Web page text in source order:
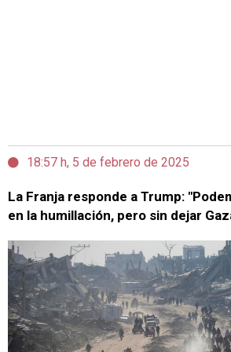
18:57 h, 5 de febrero de 2025
La Franja responde a Trump:
en la humillación, pero sin dejar